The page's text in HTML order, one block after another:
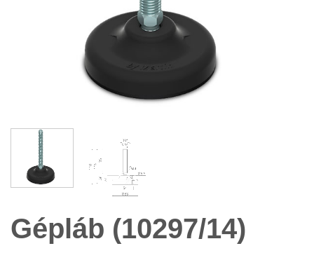
Gépláb (10297/14)